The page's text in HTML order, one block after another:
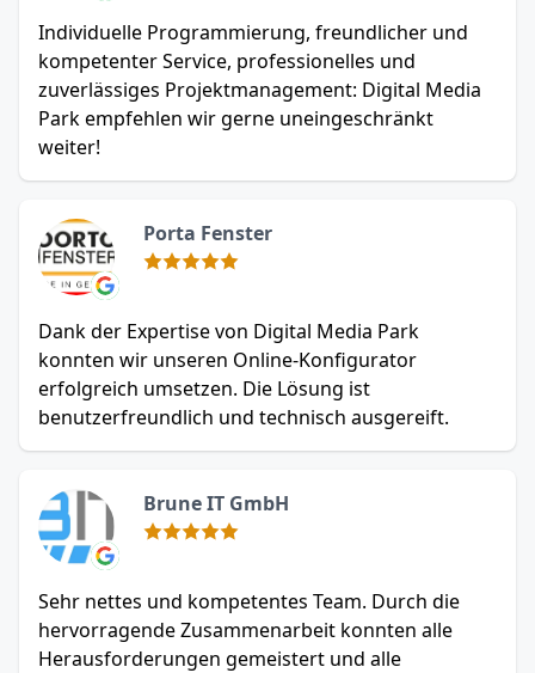
Individuelle Programmierung, freundlicher und
kompetenter Service, professionelles und
zuverlässiges Projektmanagement: Digital Media
Park empfehlen wir gerne uneingeschränkt
weiter!
Porta Fenster
Dank der Expertise von Digital Media Park
konnten wir unseren Online-Konfigurator
erfolgreich umsetzen. Die Lösung ist
benutzerfreundlich und technisch ausgereift.
Brune IT GmbH
Sehr nettes und kompetentes Team. Durch die
hervorragende Zusammenarbeit konnten alle
Herausforderungen gemeistert und alle